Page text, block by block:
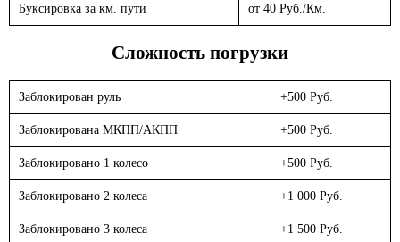
Буксировка за км. пути от 40 Руб./Км.
Сложность погрузки
Заблокирован руль +500 Руб.
Заблокирована МКПП/АКПП +500 Руб.
Заблокировано 1 колесо +500 Руб.
Заблокировано 2 колеса +1 000 Руб.
Заблокировано 3 колеса +1 500 Руб.